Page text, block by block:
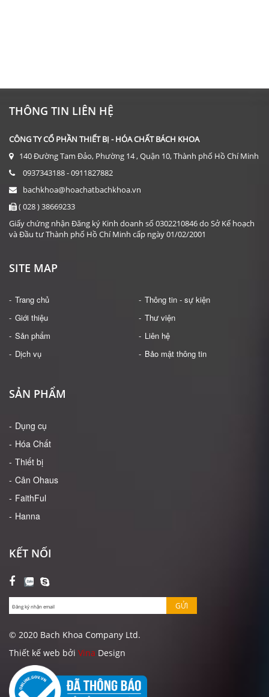
THÔNG TIN LIÊN HỆ
CÔNG TY CỔ PHẦN THIẾT BỊ - HÓA CHẤT BÁCH KHOA
140 Đường Tam Đảo, Phường 14 , Quận 10, Thành phố Hồ Chí Minh
0937343188 - 0911827882
bachkhoa@hoachatbachkhoa.vn
( 028 ) 38669233
Giấy chứng nhận Đăng ký Kinh doanh số 0302210846 do Sở Kế hoạch
và Đầu tư Thành phố Hồ Chí Minh cấp ngày 01/02/2001
SITE MAP
Trang chủ
Giới thiệu
Sản phẩm
Dịch vụ
Thông tin - sự kiện
Thư viện
Liên hệ
Bảo mật thông tin
SẢN PHẨM
Dụng cụ
Hóa Chất
Thiết bị
Cân Ohaus
FaithFul
Hanna
KẾT NỐI
GỬI
© 2020 Bach Khoa Company Ltd.
Thiết kế web bởi Vina Design